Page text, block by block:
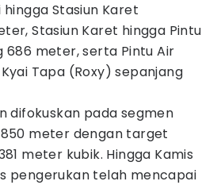
Stasiun Karet
Stasiun Karet hingga Pintu
686 meter, serta Pintu Air
Tapa (Roxy) sepanjang
difokuskan pada segmen
meter dengan target
meter kubik. Hingga Kamis
pengerukan telah mencapai